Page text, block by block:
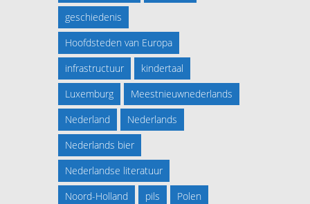
geschiedenis
Hoofdsteden van Europa
infrastructuur
kindertaal
Luxemburg
Meestnieuwnederlands
Nederland
Nederlands
Nederlands bier
Nederlandse literatuur
Noord-Holland
pils
Polen